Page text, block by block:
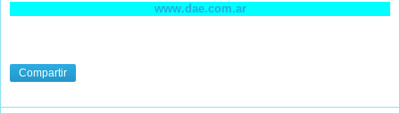
www.dae.com.ar
Compartir